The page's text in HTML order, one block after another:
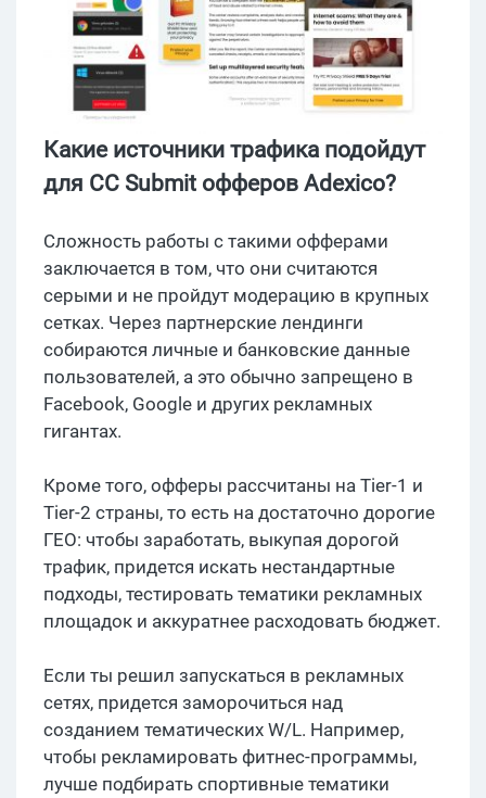
Какие источники трафика подойдут
для CC Submit офферов Adexico?
Сложность работы с такими офферами
заключается в том, что они считаются
серыми и не пройдут модерацию в крупных
сетках. Через партнерские лендинги
собираются личные и банковские данные
пользователей, а это обычно запрещено в
Facebook, Google и других рекламных
гигантах.
Кроме того, офферы рассчитаны на Tier-1 и
Tier-2 страны, то есть на достаточно дорогие
ГЕО: чтобы заработать, выкупая дорогой
трафик, придется искать нестандартные
подходы, тестировать тематики рекламных
площадок и аккуратнее расходовать бюджет.
Если ты решил запускаться в рекламных
сетях, придется заморочиться над
созданием тематических W/L. Например,
чтобы рекламировать фитнес-программы,
лучше подбирать спортивные тематики